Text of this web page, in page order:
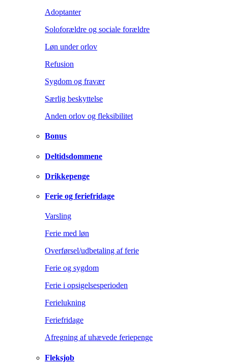
Adoptanter
Soloforældre og sociale forældre
Løn under orlov
Refusion
Sygdom og fravær
Særlig beskyttelse
Anden orlov og fleksibilitet
Bonus
Deltidsdommene
Drikkepenge
Ferie og feriefridage
Varsling
Ferie med løn
Overførsel/udbetaling af ferie
Ferie og sygdom
Ferie i opsigelsesperioden
Ferielukning
Feriefridage
Afregning af uhævede feriepenge
Fleksjob